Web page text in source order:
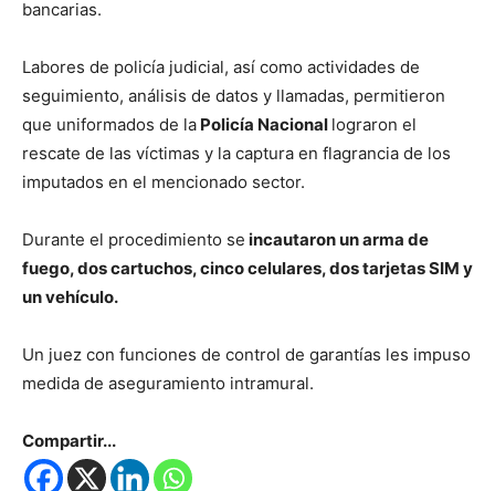
bancarias.
Labores de policía judicial, así como actividades de
seguimiento, análisis de datos y llamadas, permitieron
que uniformados de la Policía Nacional lograron el
rescate de las víctimas y la captura en flagrancia de los
imputados en el mencionado sector.
Durante el procedimiento se incautaron un arma de
fuego, dos cartuchos, cinco celulares, dos tarjetas SIM y
un vehículo.
Un juez con funciones de control de garantías les impuso
medida de aseguramiento intramural.
Compartir...